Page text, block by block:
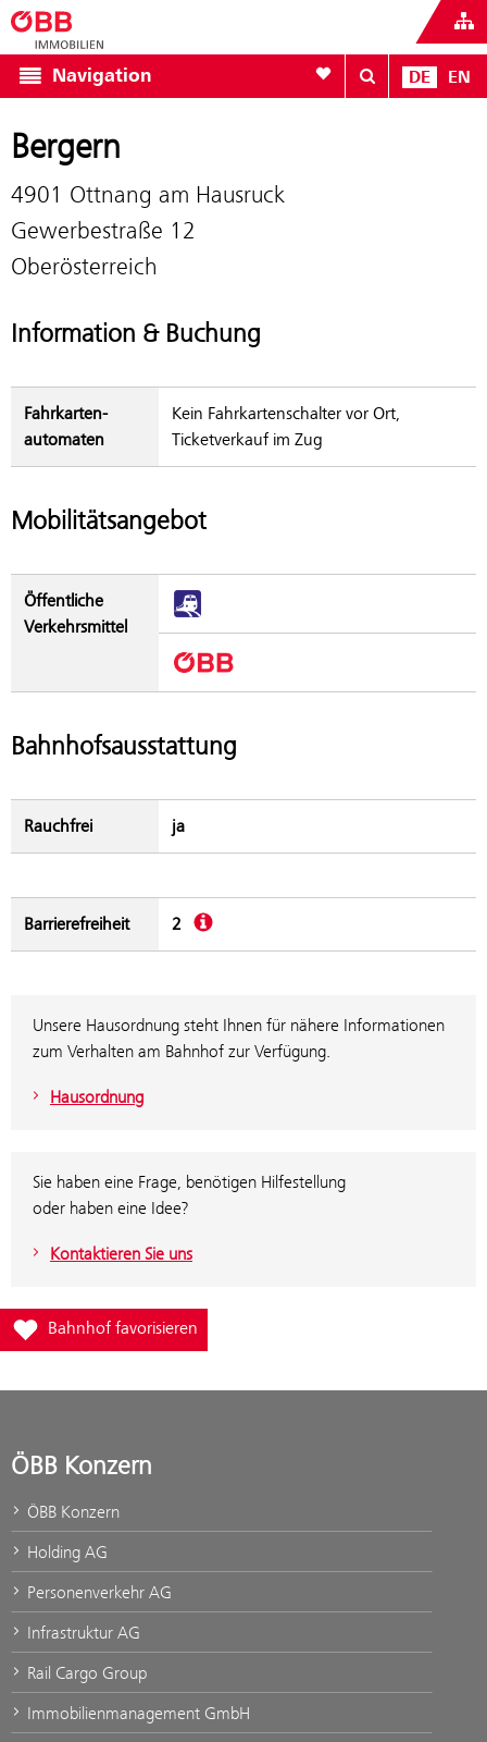
Navigation Zur Favoritenliste
DE EN
Bergern
4901 Ottnang am Hausruck
Gewerbestraße 12
Oberösterreich
Information & Buchung
Fahrkarten­
automaten
Kein Fahrkartenschalter vor Ort,
Ticketverkauf im Zug
Mobilitätsangebot
Öffentliche
Verkehrsmittel
Bahnhofsausstattung
Rauchfrei ja
Barrierefreiheit 2 Beschreibung
Unsere Hausordnung steht Ihnen für nähere Informationen
zum Verhalten am Bahnhof zur Verfügung.
Hausordnung
Sie haben eine Frage, benötigen Hilfestellung
oder haben eine Idee?
Kontaktieren Sie uns
Füge Bahnhof Bergern zur Favoritenliste hinzu
Bahnhof favorisieren
ÖBB Konzern
ÖBB Konzern
Holding AG
Personenverkehr AG
Infrastruktur AG
Rail Cargo Group
Immobilienmanagement GmbH